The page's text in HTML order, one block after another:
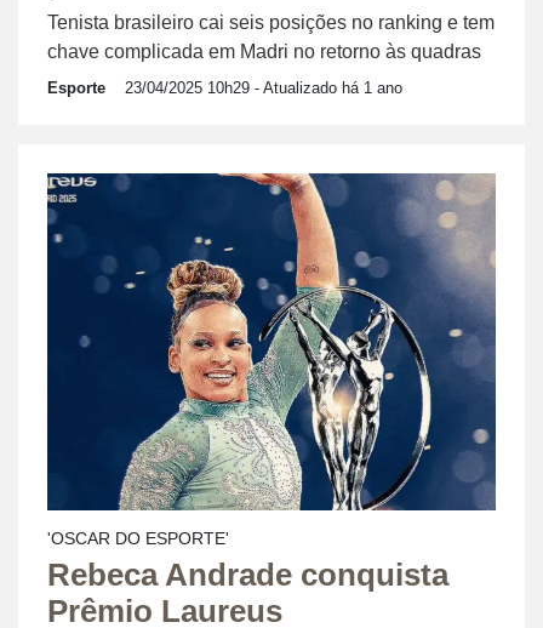
Tenista brasileiro cai seis posições no ranking e tem
chave complicada em Madri no retorno às quadras
Esporte 23/04/2025 10h29 - Atualizado há 1 ano
'OSCAR DO ESPORTE'
Rebeca Andrade conquista
Prêmio Laureus